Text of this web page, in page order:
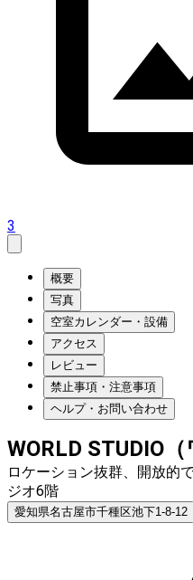
3
概要
写真
空室カレンダー・設備
アクセス
レビュー
禁止事項・注意事項
ヘルプ・お問い合わせ
WORLD STUDIO
ロケーション抜群、開放的
ジオ6階
愛知県名古屋市千種区池下1-8-12